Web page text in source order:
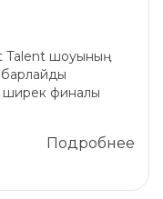
Talent шоуының
ширек финалы
Подробнее